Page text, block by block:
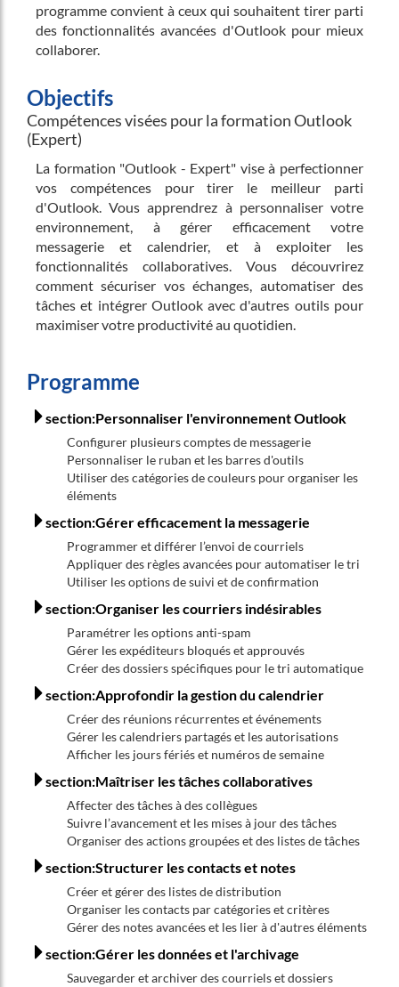
programme convient à ceux qui souhaitent tirer parti
des fonctionnalités avancées d'Outlook pour mieux
collaborer.
Objectifs
Compétences visées pour la formation Outlook
(Expert)
La formation "Outlook - Expert" vise à perfectionner
vos compétences pour tirer le meilleur parti
d'Outlook. Vous apprendrez à personnaliser votre
environnement, à gérer efficacement votre
messagerie et calendrier, et à exploiter les
fonctionnalités collaboratives. Vous découvrirez
comment sécuriser vos échanges, automatiser des
tâches et intégrer Outlook avec d'autres outils pour
maximiser votre productivité au quotidien.
Programme
section:Personnaliser l'environnement Outlook
Configurer plusieurs comptes de messagerie
Personnaliser le ruban et les barres d'outils
Utiliser des catégories de couleurs pour organiser les
éléments
section:Gérer efficacement la messagerie
Programmer et différer l’envoi de courriels
Appliquer des règles avancées pour automatiser le tri
Utiliser les options de suivi et de confirmation
section:Organiser les courriers indésirables
Paramétrer les options anti-spam
Gérer les expéditeurs bloqués et approuvés
Créer des dossiers spécifiques pour le tri automatique
section:Approfondir la gestion du calendrier
Créer des réunions récurrentes et événements
Gérer les calendriers partagés et les autorisations
Afficher les jours fériés et numéros de semaine
section:Maîtriser les tâches collaboratives
Affecter des tâches à des collègues
Suivre l’avancement et les mises à jour des tâches
Organiser des actions groupées et des listes de tâches
section:Structurer les contacts et notes
Créer et gérer des listes de distribution
Organiser les contacts par catégories et critères
Gérer des notes avancées et les lier à d'autres éléments
section:Gérer les données et l'archivage
Sauvegarder et archiver des courriels et dossiers